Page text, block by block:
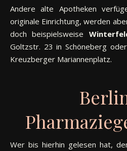
Andere alte Apotheken
originale Einrichtung, werden
doch beispielsweise
Goltzstr. 23 in Schöneberg
Kreuzberger Mariannenplatz.
Wer bis hierhin gelesen hat,